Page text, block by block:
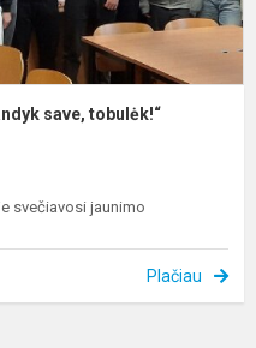
save, tobulėk!“
svečiavosi jaunimo
Plačiau